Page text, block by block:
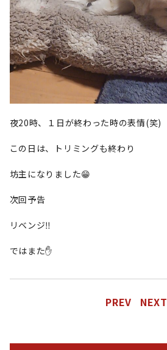
夜20時、１日が終わった時の表情(笑)
この日は、トリミングも終わり
坊主になりました😁
次回予告
リベンジ‼️
ではまた✋
PREV NEXT